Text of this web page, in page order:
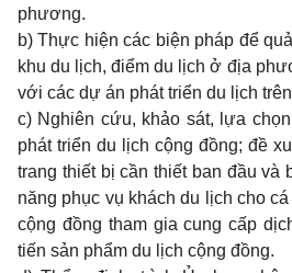
phương.
b) Thực hiện các biện pháp để
khu du lịch, điểm du lịch ở địa
với các dự án phát triển du lịch
c) Nghiên cứu, khảo sát, lựa
phát triển du lịch cộng đồng; đề
trang thiết bị cần thiết ban đầu và
năng phục vụ khách du lịch cho
cộng đồng tham gia cung cấp
tiến sản phẩm du lịch cộng đồng.